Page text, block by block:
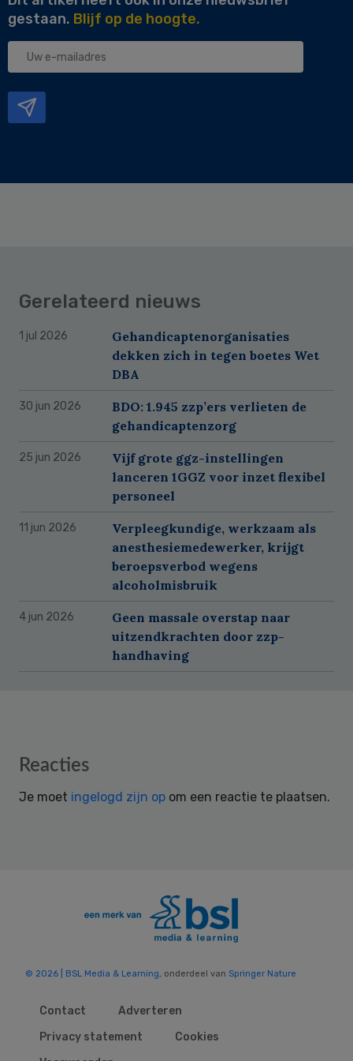
gestaan. Blijf op de hoogte.
Uw
Gerelateerd nieuws
1 jul 2026
Gehandicaptenorganisaties
dekken zich in tegen boetes Wet
DBA
30 jun 2026
BDO: 1.945 zzp’ers verlieten de
gehandicaptenzorg
25 jun 2026
Vijf grote ggz-instellingen
lanceren 1GGZ voor inzet flexibel
personeel
11 jun 2026
Verpleegkundige, werkzaam als
anesthesiemedewerker, krijgt
beroepsverbod wegens
alcoholmisbruik
4 jun 2026
Geen massale overstap naar
uitzendkrachten door zzp-
handhaving
Reader
Reacties
Je moet ingelogd zijn op om een reactie te plaatsen.
© 2026 | BSL Media & Learning, onderdeel van Springer Nature
Contact
Adverteren
Privacy statement
Cookies